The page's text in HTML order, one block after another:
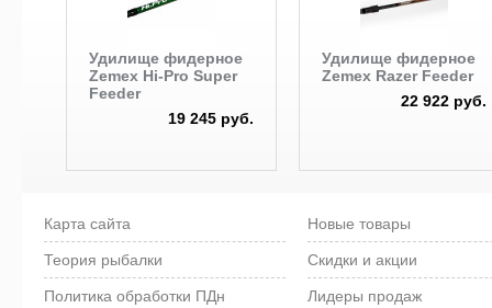
Удилище фидерное
Zemex Hi-Pro Super
Feeder
19 245 руб.
Удилище фидерное
Zemex Razer Feeder
22 922 руб.
Карта сайта
Теория рыбалки
Политика обработки ПДн
Новые товары
Скидки и акции
Лидеры продаж